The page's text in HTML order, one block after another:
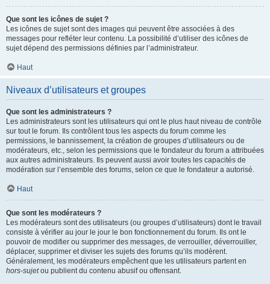
Que sont les icônes de sujet ?
Les icônes de sujet sont des images qui peuvent être associées à des
messages pour refléter leur contenu. La possibilité d’utiliser des icônes de
sujet dépend des permissions définies par l’administrateur.
Haut
Niveaux d’utilisateurs et groupes
Que sont les administrateurs ?
Les administrateurs sont les utilisateurs qui ont le plus haut niveau de contrôle
sur tout le forum. Ils contrôlent tous les aspects du forum comme les
permissions, le bannissement, la création de groupes d’utilisateurs ou de
modérateurs, etc., selon les permissions que le fondateur du forum a attribuées
aux autres administrateurs. Ils peuvent aussi avoir toutes les capacités de
modération sur l’ensemble des forums, selon ce que le fondateur a autorisé.
Haut
Que sont les modérateurs ?
Les modérateurs sont des utilisateurs (ou groupes d’utilisateurs) dont le travail
consiste à vérifier au jour le jour le bon fonctionnement du forum. Ils ont le
pouvoir de modifier ou supprimer des messages, de verrouiller, déverrouiller,
déplacer, supprimer et diviser les sujets des forums qu’ils modèrent.
Généralement, les modérateurs empêchent que les utilisateurs partent en
hors-sujetou publient du contenu abusif ou offensant.